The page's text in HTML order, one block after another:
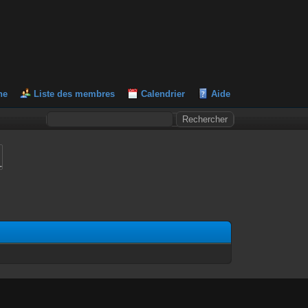
Liste des membres Calendrier Aide